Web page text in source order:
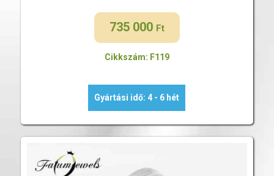
735 000 Ft
Cikkszám: F119
Gyártási idő: 4 - 6 hét